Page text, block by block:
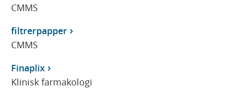
CMMS
filtrerpapper
CMMS
Finaplix
Klinisk farmakologi